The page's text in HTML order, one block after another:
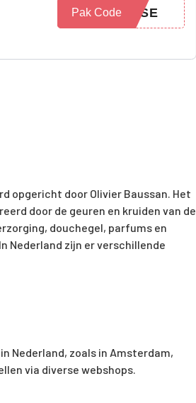
ANSE
Pak Code
opgericht door Olivier Baussan. Het
door de geuren en kruiden van de
douchegel, parfums en
Nederland zijn er verschillende
Nederland, zoals in Amsterdam,
via diverse webshops.